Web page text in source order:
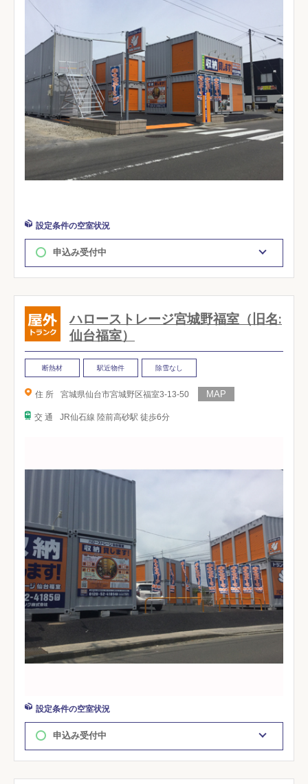
設定条件の空室状況
申込み受付中
ハローストレージ宮城野福室（旧名:
仙台福室）
断熱材 駅近物件 除雪なし
住 所 宮城県仙台市宮城野区福室3-13-50
交 通 JR仙石線 陸前高砂駅 徒歩6分
設定条件の空室状況
申込み受付中